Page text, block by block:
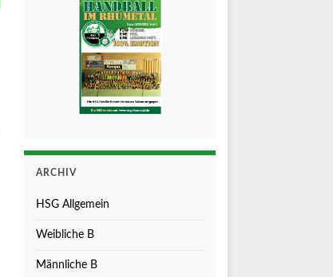
ARCHIV
HSG Allgemein
Weibliche B
Männliche B